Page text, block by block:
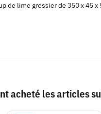
de lime grossier de 350 x 45 x
acheté les articles